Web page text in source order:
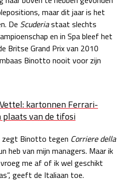
za 22:00 - 23:00
zo 21:00 - 23:00
za 05:00 - 06:00
zo 05:00 - 07:00
27 - 29 nov
za 19:00 - 20:00
04 - 06 dec
maar dit jaar is het
De Scuderiastaat slechts
en in Spa bleef het
Britse Grand Prix van 2010
Binotto nooit voor zijn
kartonnen Ferrari-
van de tifosi
zegt Binotto tegen Corriere della
heb van mijn managers. Maar ik
me af of ik wel geschikt
geeft de Italiaan toe.